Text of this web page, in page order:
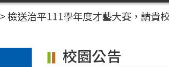
>檢送治平111學年度才藝大賽，請貴
校園公告